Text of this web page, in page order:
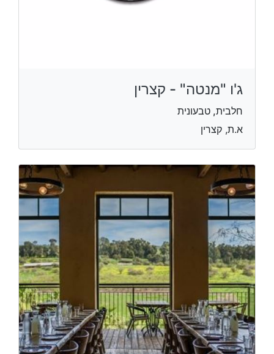
ג'ו "מנטה" - קצרין
חלבית, טבעונית
א.ת, קצרין